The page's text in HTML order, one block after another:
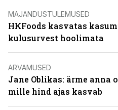
MAJANDUSTULEMUSED
HKFoods kasvatas
kulusurvest hoolimata
ARVAMUSED
Jane Oblikas: ärme anna
mille hind ajas kasvab